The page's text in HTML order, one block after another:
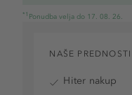
*1 Ponudba velja do 17. 08. 26.
NAŠE PREDNOSTI
Hiter nakup